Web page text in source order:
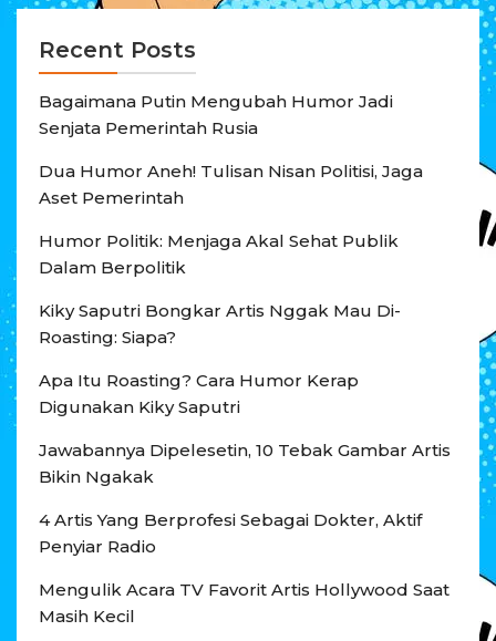
Recent Posts
Bagaimana Putin Mengubah Humor Jadi
Senjata Pemerintah Rusia
Dua Humor Aneh! Tulisan Nisan Politisi, Jaga
Aset Pemerintah
Humor Politik: Menjaga Akal Sehat Publik
Dalam Berpolitik
Kiky Saputri Bongkar Artis Nggak Mau Di-
Roasting: Siapa?
Apa Itu Roasting? Cara Humor Kerap
Digunakan Kiky Saputri
Jawabannya Dipelesetin, 10 Tebak Gambar Artis
Bikin Ngakak
4 Artis Yang Berprofesi Sebagai Dokter, Aktif
Penyiar Radio
Mengulik Acara TV Favorit Artis Hollywood Saat
Masih Kecil